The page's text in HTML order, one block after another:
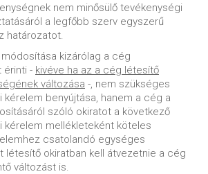
nem minősülő tevékenységi
a legfőbb szerv egyszerű
határozatot.
kizárólag a cég
érinti - kivéve ha az a cég létesítő
változása -, nem szükséges
benyújtása, hanem a cég a
szóló okiratot a következő
kérelem mellékleteként köteles
csatolandó egységes
létesítő okiratban kell átvezetnie a cég
változást is.